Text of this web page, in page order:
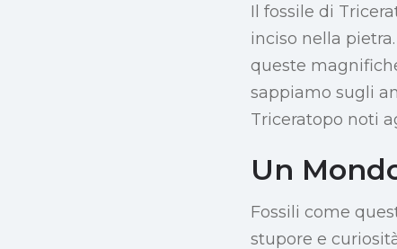
Il fossile di
inciso nella
queste
sappiamo sugli
Triceratopo noti
Un
Fossili come
stupore e